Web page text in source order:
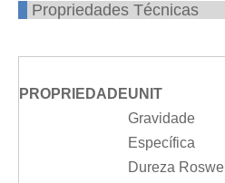
Propriedades Técnicas
PROPRIEDADEUNIT
Gravidade
Específica
Dureza Roswell